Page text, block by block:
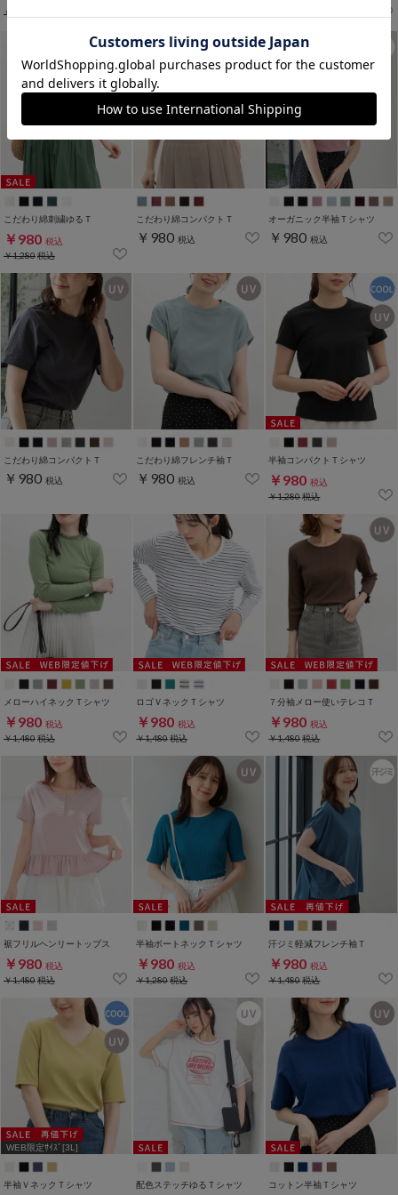
￥1,480
こだわり綿刺繍ゆるＴ
￥980 税込
￥1,280税込
こだわり綿コンパクトＴ
￥980 税込
オーガニック半袖Ｔシャツ
￥980 税込
こだわり綿コンパクトＴ
￥980 税込
こだわり綿フレンチ袖Ｔ
￥980 税込
半袖コンパクトＴシャツ
￥980 税込
￥1,280税込
メローハイネックＴシャツ
￥980 税込
￥1,480税込
ロゴＶネックＴシャツ
￥980 税込
￥1,480税込
７分袖メロー使いテレコＴ
￥980 税込
￥1,480税込
裾フリルヘンリートップス
￥980 税込
￥1,480税込
半袖ボートネックＴシャツ
￥980 税込
￥1,280税込
汗ジミ軽減フレンチ袖Ｔ
￥980 税込
￥1,480税込
WEB限定ｻｲｽﾞ[3L]
半袖ＶネックＴシャツ 配色ステッチゆるＴシャツ コットン半袖Ｔシャツ